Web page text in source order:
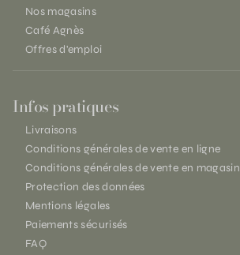
Nos magasins
Café Agnès
Offres d'emploi
Infos pratiques
Livraisons
Conditions générales de vente en ligne
Conditions générales de vente en magasin
Protection des données
Mentions légales
Paiements sécurisés
FAQ